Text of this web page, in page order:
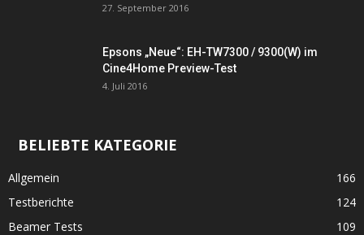
27. September 2016
Epsons „Neue“: EH-TW7300 / 9300(W) im
Cine4Home Preview-Test
4. Juli 2016
BELIEBTE KATEGORIE
Allgemein
166
Testberichte
124
Beamer Tests
109